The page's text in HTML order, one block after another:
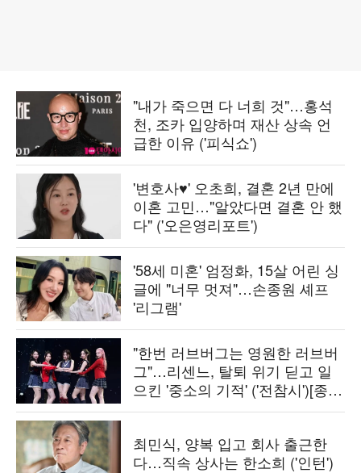
"내가 죽으면 다 너희 것"…홍석
천, 조카 입양하며 재산 상속 언
급한 이유 ('피식쇼')
'변호사♥' 오초희, 결혼 2년 만에
이혼 고민…"알았다면 결혼 안 했
다" ('오은영리포트')
'58세 미혼' 엄정화, 15살 어린 싱
글에 "너무 멋져"…손종원 셰프
'리그램'
"한번 러브버그는 영원한 러브버
그"…리센느, 탈퇴 위기 딛고 일
으킨 '중소의 기적' ('전참시')[종
합]
최민식, 양복 입고 회사 출근한
다…직속 상사는 한소희 ('인턴')